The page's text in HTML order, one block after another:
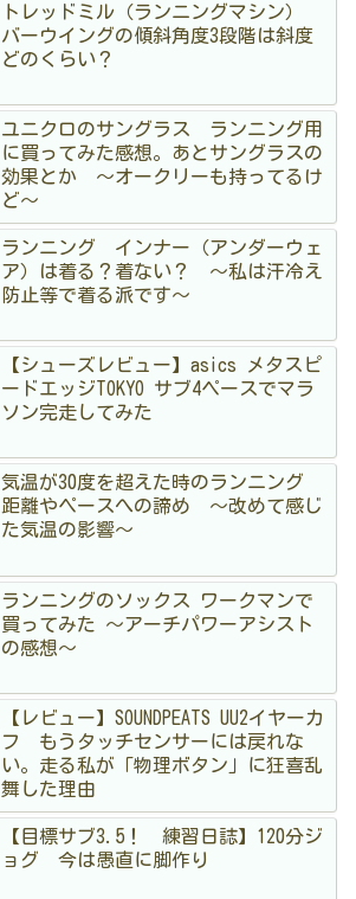
トレッドミル（ランニングマシン）
バーウイングの傾斜角度3段階は斜度
どのくらい？
ユニクロのサングラス ランニング用
に買ってみた感想。あとサングラスの
効果とか 〜オークリーも持ってるけ
ど〜
ランニング インナー（アンダーウェ
ア）は着る？着ない？ 〜私は汗冷え
防止等で着る派です〜
【シューズレビュー】asics メタスピ
ードエッジTOKYO サブ4ペースでマラ
ソン完走してみた
気温が30度を超えた時のランニング
距離やペースへの諦め 〜改めて感じ
た気温の影響〜
ランニングのソックス ワークマンで
買ってみた 〜アーチパワーアシスト
の感想〜
【レビュー】SOUNDPEATS UU2イヤーカ
フ もうタッチセンサーには戻れな
い。走る私が「物理ボタン」に狂喜乱
舞した理由
【目標サブ3.5！ 練習日誌】120分ジ
ョグ 今は愚直に脚作り